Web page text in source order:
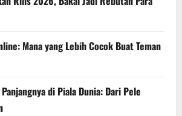
Mana yang Lebih Cocok Buat Teman
di Piala Dunia: Dari Pele